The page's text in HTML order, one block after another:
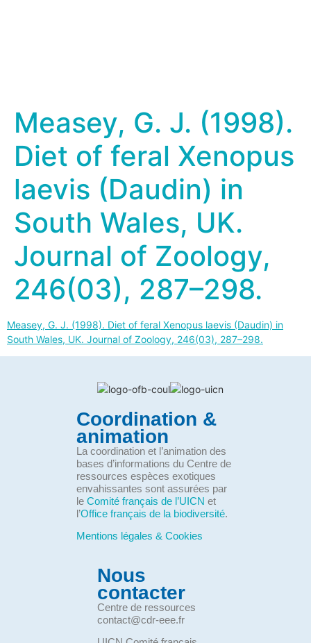
Measey, G. J. (1998).
Diet of feral Xenopus
laevis (Daudin) in
South Wales, UK.
Journal of Zoology,
246(03), 287–298.
Measey, G. J. (1998). Diet of feral Xenopus laevis (Daudin) in
South Wales, UK. Journal of Zoology, 246(03), 287–298.
Coordination &
animation
La coordination et l’animation des
bases d’informations du Centre de
ressources espèces exotiques
envahissantes sont assurées par
le Comité français de l’UICN et
l’Office français de la biodiversité.
Mentions légales & Cookies
Nous
contacter
Centre de ressources
contact@cdr-eee.fr